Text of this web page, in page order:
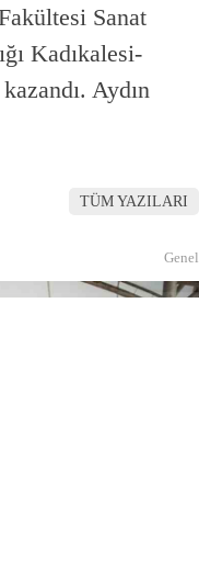
Sanat
Kadıkalesi-
Aydın
TÜM YAZILARI
Genel